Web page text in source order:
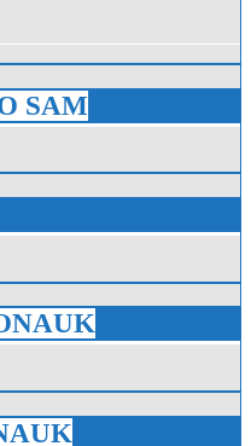
SAM